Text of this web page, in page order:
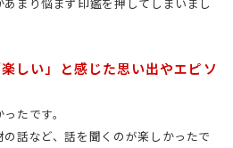
まり悩まず印鑑を押してしまいまし
しい」と感じた思い出やエピソ
たです。
話など、話を聞くのが楽しかったで